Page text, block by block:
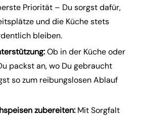
Priorität – Du sorgst dafür,
und die Küche stets
bleiben.
Ob in der Küche oder
packst an, wo Du gebraucht
so zum reibungslosen Ablauf
zubereiten: Mit Sorgfalt